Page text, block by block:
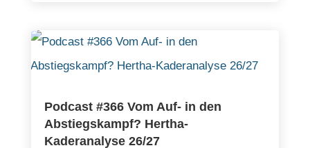
Podcast #366 Vom Auf- in den
Abstiegskampf? Hertha-
Kaderanalyse 26/27